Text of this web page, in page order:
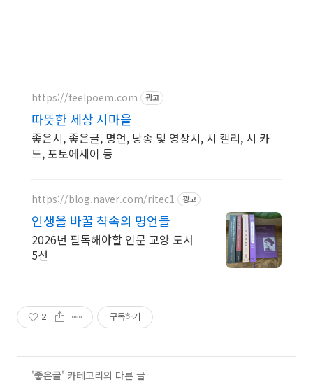
https://feelpoem.com 광고
따뜻한 세상 시마을
좋은시, 좋은글, 명언, 낭송 및 영상시, 시 캘리, 시 카
드, 포토에세이 등
https://blog.naver.com/ritec1 광고
인생을 바꿀 챡속의 명언들
2026년 필독해야할 인문 교양 도서
5선
2 구독하기
'좋은글' 카테고리의 다른 글